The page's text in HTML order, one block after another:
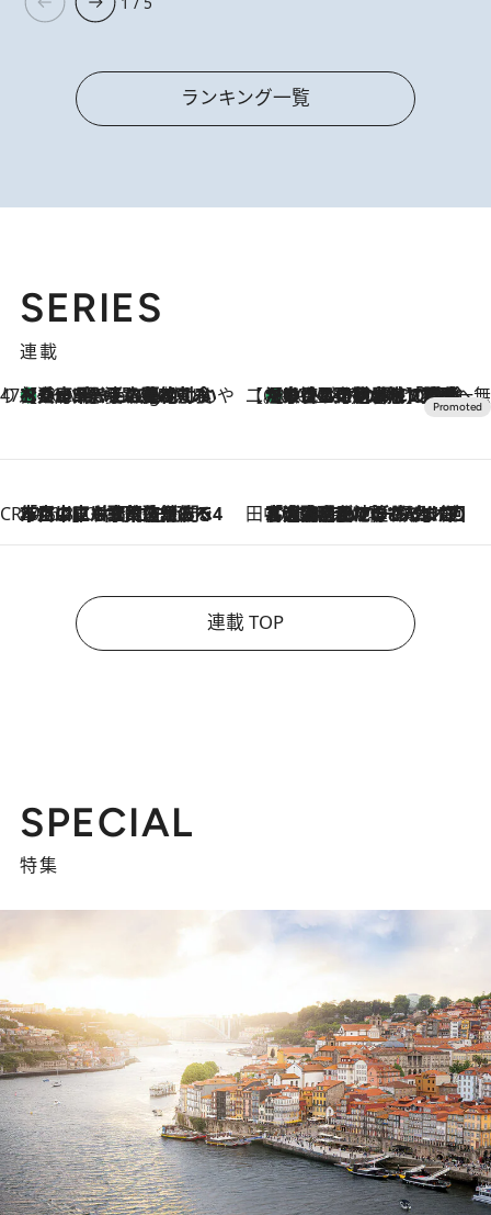
ランキング一覧
SERIES
連載
47都道府県の手みやげ ひんやりスイーツで夏を満喫
46 Minutes Ago
【兵庫県】この夏絶対食べたい 冷やしておいしいおやつ3選 淡路島の恵みをジェラートに集約 【CREA×星野リゾート】唯一無二。癒しと発見が待つ場所へ
2026.8.7
【トンボの足水浴】ヒノキの香りに包まれて涼感マックス！約13℃の湧水かけ流しを避暑地「星野温泉 トンボの湯」で体験
CREA'S CHOICE
2026.8.7
「立川にも歌舞伎があるんだよ」 片岡仁左衛門・市川中車ら豪華座組みで4年目の立川立飛歌舞伎へ 田中稲の勝手に再ブーム
2026.8.7
「湘南乃風に憧れて」観客大盛上がりの“タオル回し”に、ラッパー顔負けの高速歌唱まで…さだまさし（74）のアグレッシブすぎる現在地
連載 TOP
SPECIAL
特集